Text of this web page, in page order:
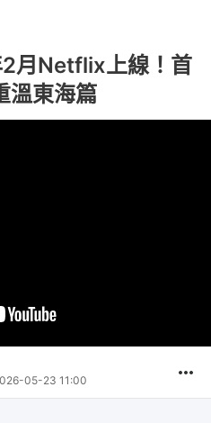
月Netflix上線！首
溫東海篇
05-23 11:00